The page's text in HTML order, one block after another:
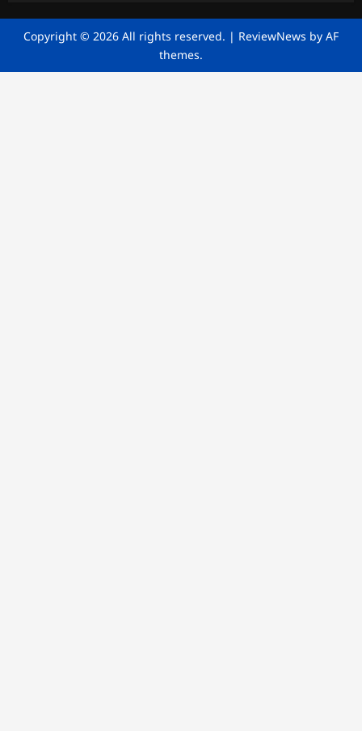
Copyright © 2026 All rights reserved. | ReviewNews by AF
themes.